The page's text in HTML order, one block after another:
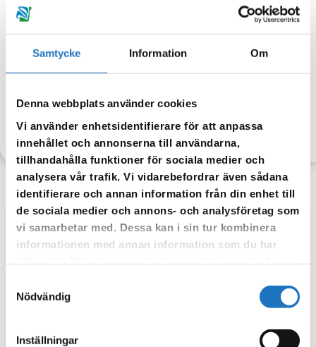
Samtycke Information Om
Denna webbplats använder cookies
Vi använder enhetsidentifierare för att anpassa
innehållet och annonserna till användarna,
tillhandahålla funktioner för sociala medier och
analysera vår trafik. Vi vidarebefordrar även sådana
identifierare och annan information från din enhet till
de sociala medier och annons- och analysföretag som
vi samarbetar med. Dessa kan i sin tur kombinera
informationen med annan information som du har
Nödvändig
Inställningar
korsningen Tallbacken/Mogetorpsgatan
TILLBAKA
Anmäl dig till vår sms-tjänst.